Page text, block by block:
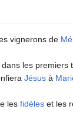
vignerons de
les premiers
Jésus à
les fidèles et les